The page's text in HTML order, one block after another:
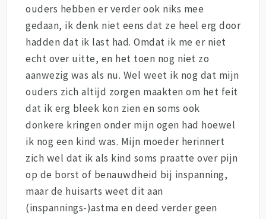
ouders hebben er verder ook niks mee
gedaan, ik denk niet eens dat ze heel erg door
hadden dat ik last had. Omdat ik me er niet
echt over uitte, en het toen nog niet zo
aanwezig was als nu. Wel weet ik nog dat mijn
ouders zich altijd zorgen maakten om het feit
dat ik erg bleek kon zien en soms ook
donkere kringen onder mijn ogen had hoewel
ik nog een kind was. Mijn moeder herinnert
zich wel dat ik als kind soms praatte over pijn
op de borst of benauwdheid bij inspanning,
maar de huisarts weet dit aan
(inspannings-)astma en deed verder geen